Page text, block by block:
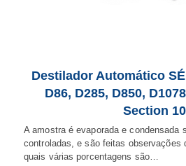
Destilador Automático
D86, D285, D850,
Section
A amostra é evaporada e condensada
controladas, e são feitas observações
quais várias porcentagens são…